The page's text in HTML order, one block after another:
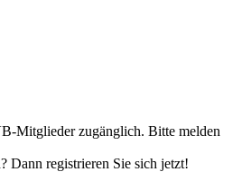
Mitglieder zugänglich. Bitte melden
Dann registrieren Sie sich jetzt!